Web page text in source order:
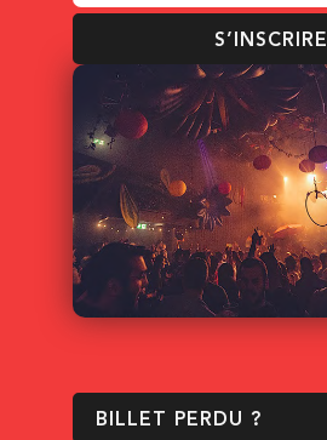
S’INSCRIRE
BILLET PERDU ?